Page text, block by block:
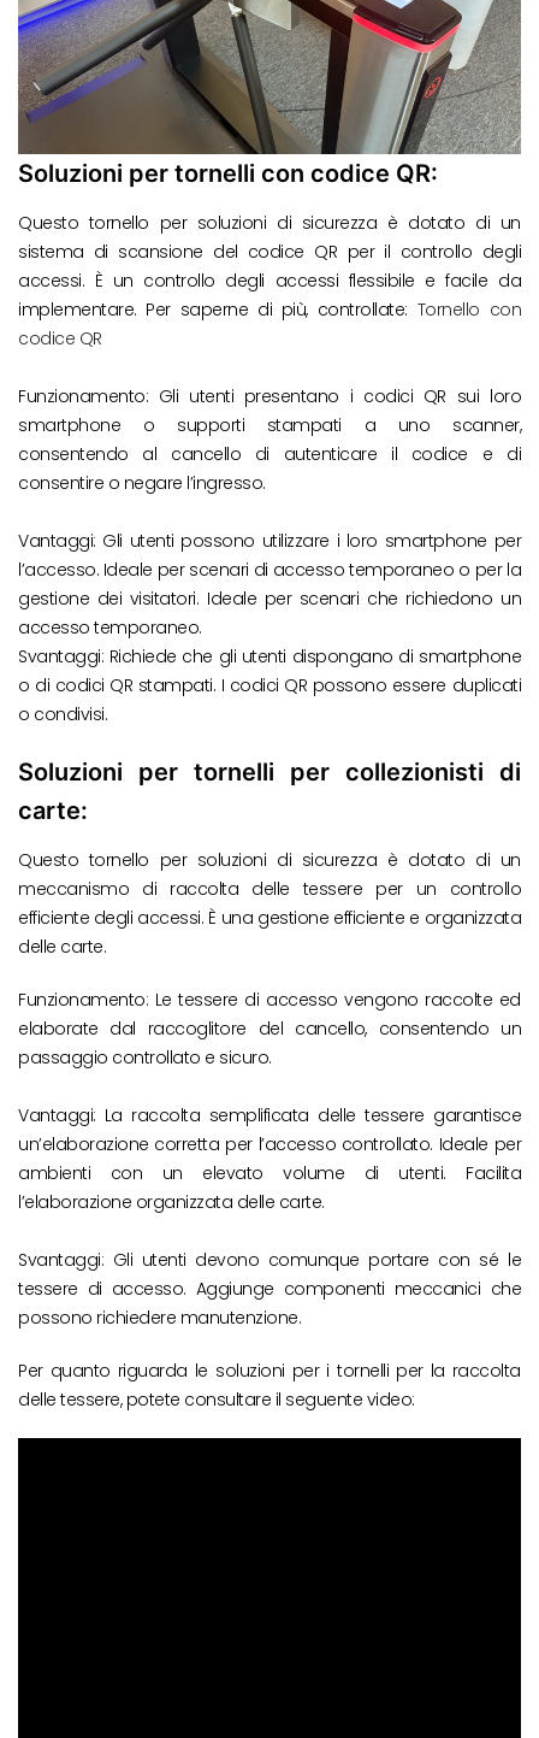
Soluzioni per tornelli con codice QR:
Questo tornello per soluzioni di sicurezza è dotato di un
sistema di scansione del codice QR per il controllo degli
accessi. È un controllo degli accessi flessibile e facile da
implementare. Per saperne di più, controllate: Tornello con
codice QR
Funzionamento: Gli utenti presentano i codici QR sui loro
smartphone o supporti stampati a uno scanner,
consentendo al cancello di autenticare il codice e di
consentire o negare l’ingresso.
Vantaggi: Gli utenti possono utilizzare i loro smartphone per
l’accesso. Ideale per scenari di accesso temporaneo o per la
gestione dei visitatori. Ideale per scenari che richiedono un
accesso temporaneo.
Svantaggi: Richiede che gli utenti dispongano di smartphone
o di codici QR stampati. I codici QR possono essere duplicati
o condivisi.
Soluzioni per tornelli per collezionisti di
carte:
Questo tornello per soluzioni di sicurezza è dotato di un
meccanismo di raccolta delle tessere per un controllo
efficiente degli accessi. È una gestione efficiente e organizzata
delle carte.
Funzionamento: Le tessere di accesso vengono raccolte ed
elaborate dal raccoglitore del cancello, consentendo un
passaggio controllato e sicuro.
Vantaggi: La raccolta semplificata delle tessere garantisce
un’elaborazione corretta per l’accesso controllato. Ideale per
ambienti con un elevato volume di utenti. Facilita
l’elaborazione organizzata delle carte.
Svantaggi: Gli utenti devono comunque portare con sé le
tessere di accesso. Aggiunge componenti meccanici che
possono richiedere manutenzione.
Per quanto riguarda le soluzioni per i tornelli per la raccolta
delle tessere, potete consultare il seguente video: